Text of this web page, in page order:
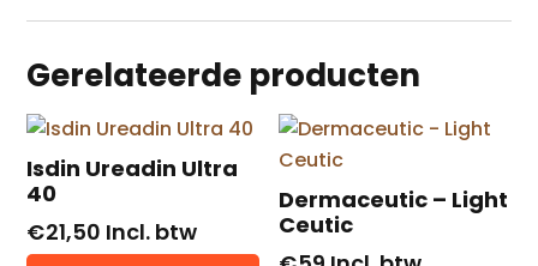
Gerelateerde producten
Isdin Ureadin Ultra
40
€21,50 Incl. btw
Dermaceutic – Light
Ceutic